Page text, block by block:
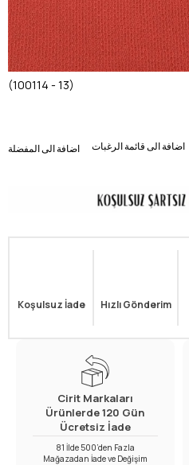
(100114 - 13)
اضافة الى المفضلة اضافة الى قائمة الرغبات
Koşulsuz İade Hızlı Gönderim
Cirit Markaları
Ürünlerde 120 Gün
Ücretsiz İade
81 İlde 500’den Fazla
Mağazadan İade ve Değişim